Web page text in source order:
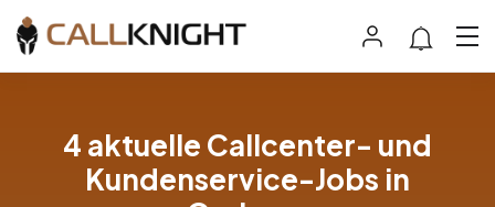
4 aktuelle Callcenter- und
Kundenservice-Jobs in